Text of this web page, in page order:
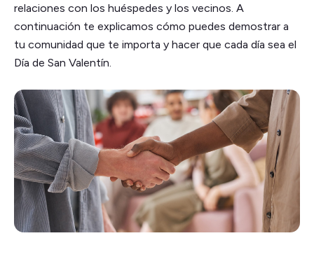
relaciones con los huéspedes y los vecinos. A
continuación te explicamos cómo puedes demostrar a
tu comunidad que te importa y hacer que cada día sea el
Día de San Valentín.